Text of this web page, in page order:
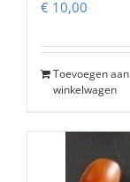
€ 10,00
Toevoegen aan
winkelwagen